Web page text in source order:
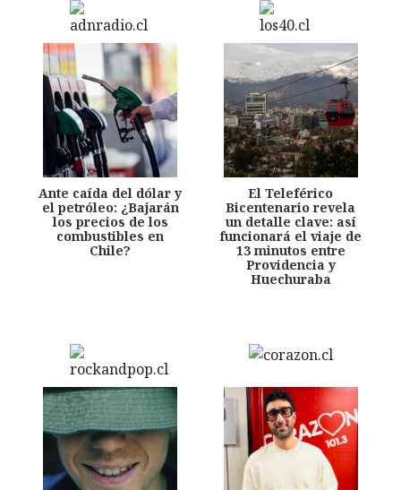
Ante caída del dólar y
el petróleo: ¿Bajarán
los precios de los
combustibles en
Chile?
El Teleférico
Bicentenario revela
un detalle clave: así
funcionará el viaje de
13 minutos entre
Providencia y
Huechuraba